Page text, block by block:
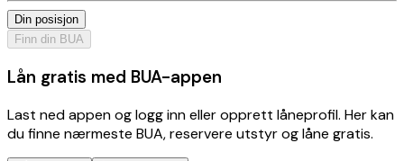
Din posisjon
Finn din BUA
Lån gratis med BUA-appen
Last ned appen og logg inn eller opprett låneprofil. Her kan
du finne nærmeste BUA, reservere utstyr og låne gratis.